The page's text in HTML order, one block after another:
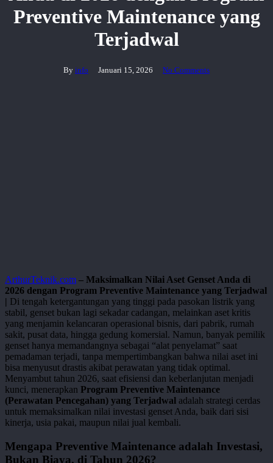
Preventive Maintenance yang
Terjadwal
By info Januari 15, 2026 No Comments
ArthurTeknik.com – Maksimalkan Nilai Aset Genset Anda di
2026 dengan Program Preventive Maintenance yang Terjadwal
| Di tengah ketergantungan yang tinggi pada pasokan listrik yang
stabil, genset bukan lagi sekadar cadangan, melainkan aset kritis
yang menjamin kelancaran operasional bisnis, dari pabrik, rumah
sakit, pusat data, hingga gedung komersial. Namun, banyak pemilik
genset hanya memandangnya sebagai “alat penyelamat” saat
pemadaman terjadi, tanpa mempertimbangkan bahwa nilai aset ini
bisa menyusut drastis akibat perawatan yang tidak optimal.
Menyambut tahun 2026, saat efisiensi dan keberlanjutan menjadi
kunci, menerapkan Program Preventive Maintenance
(Perawatan Pencegahan) yang Terjadwal adalah strategi cerdas
untuk memaksimalkan nilai investasi genset Anda, baik dari sisi
kinerja, usia pakai, maupun nilai jual kembali.
Mengapa Preventive Maintenance adalah Investasi,
Bukan Biaya, di Tahun 2026?